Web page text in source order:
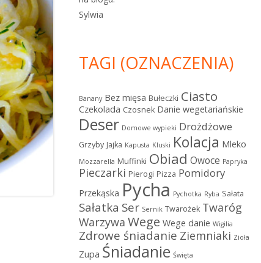
Sylwia
TAGI (OZNACZENIA)
Banany Bez mięsa Bułeczki Ciasto
Czekolada Czosnek Danie wegetariańskie
Deser Domowe wypieki Drożdżowe
Grzyby Jajka Kapusta Kluski Kolacja Mleko
Mozzarella Muffinki Obiad Owoce Papryka
Pieczarki Pierogi Pizza Pomidory
Przekąska Pycha Pychotka Ryba Sałata
Sałatka Ser Sernik Twarożek Twaróg
Warzywa Wege Wege danie Wigilia
Zdrowe śniadanie Ziemniaki Zioła
Zupa Śniadanie Święta